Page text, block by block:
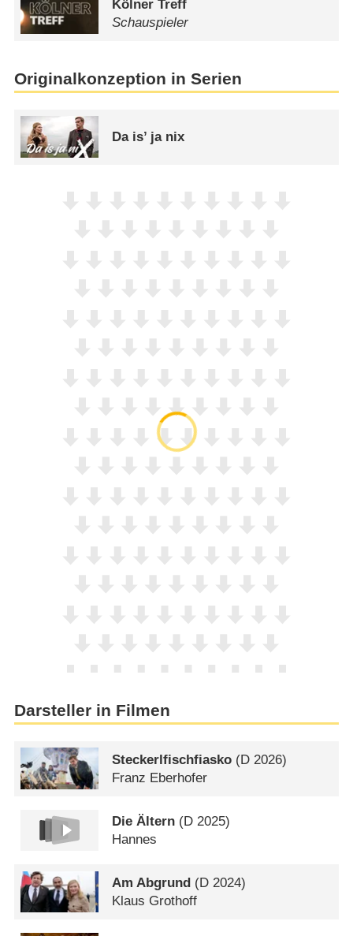
Kölner Treff
Schauspieler
Originalkonzeption in Serien
Da is’ ja nix
Darsteller in Filmen
Steckerlfischfiasko (D 2026)
Franz Eberhofer
Die Ältern (D 2025)
Hannes
Am Abgrund (D 2024)
Klaus Grothoff